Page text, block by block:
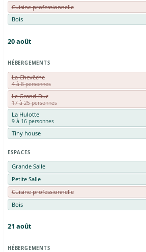
Cuisine professionnelle
Bois
20août
HÉBERGEMENTS
La Chevêche
4 à 8 personnes
Le Grand-Duc
17 à 25 personnes
La Hulotte
9 à 16 personnes
Tiny house
ESPACES
Grande Salle
Petite Salle
Cuisine professionnelle
Bois
21août
HÉBERGEMENTS